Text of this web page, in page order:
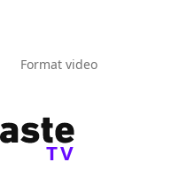
Format video
TV